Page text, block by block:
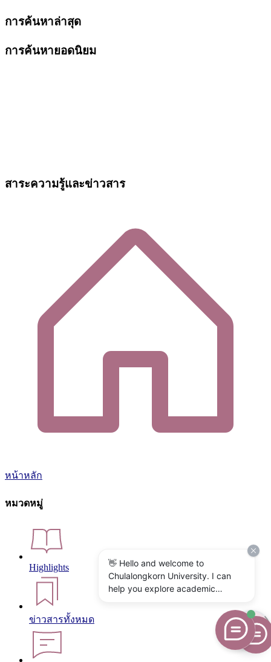
การค้นหาล่าสุด
การค้นหายอดนิยม
สาระความรู้และข่าวสาร
หน้าหลัก
หมวดหมู่
Highlights
ข่าวสารทั้งหมด
👋 Hello and welcome to
Chulalongkorn University. I can
help you explore academic